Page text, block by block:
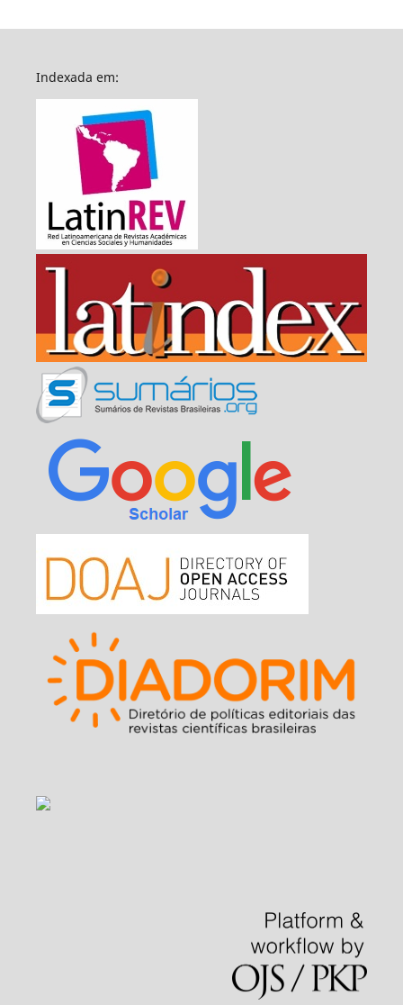
Indexada em: